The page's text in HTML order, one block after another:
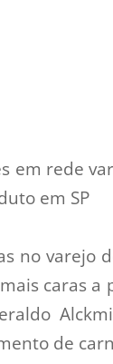
em rede
em SP
no varejo
caras
de